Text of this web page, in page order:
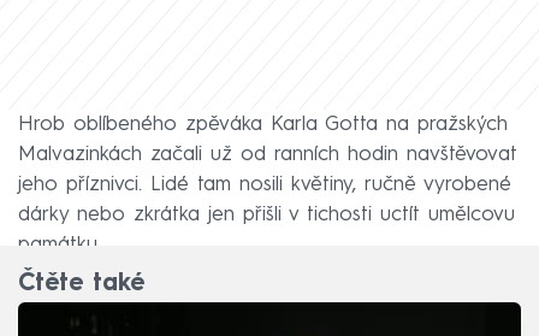
Hrob oblíbeného zpěváka Karla Gotta na pražských
Malvazinkách začali už od ranních hodin navštěvovat
jeho příznivci. Lidé tam nosili květiny, ručně vyrobené
dárky nebo zkrátka jen přišli v tichosti uctít umělcovu
památku.
Čtěte také